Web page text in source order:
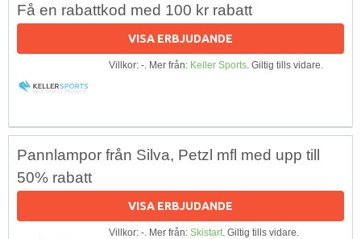
Få en rabattkod med 100 kr rabatt
VISA ERBJUDANDE
Villkor: -. Mer från: Keller Sports. Giltig tills vidare.
Pannlampor från Silva, Petzl mfl med upp till
50% rabatt
VISA ERBJUDANDE
Villkor: -. Mer från: Skistart. Giltig tills vidare.